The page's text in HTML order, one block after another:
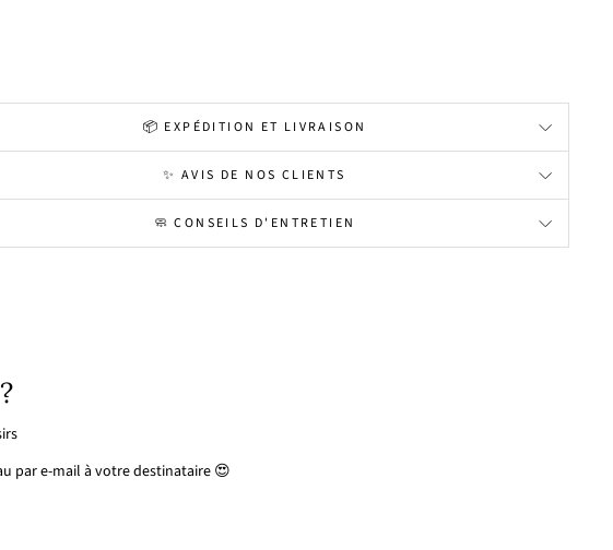
📦 EXPÉDITION ET LIVRAISON
✨ AVIS DE NOS CLIENTS
🧼 CONSEILS D'ENTRETIEN
par e-mail à votre destinataire 😍